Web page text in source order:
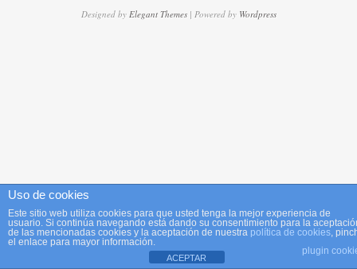
Designed by Elegant Themes| Powered by Wordpress
Uso de cookies
Este sitio web utiliza cookies para que usted tenga la mejor experiencia de
usuario. Si continúa navegando está dando su consentimiento para la
de las mencionadas cookies y la aceptación de nuestra política de cookies,
el enlace para mayor información.
plugin
ACEPTAR